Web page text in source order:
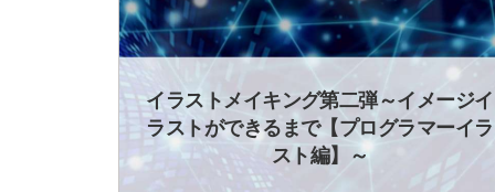
イラストメイキング第二弾～イメージイ
ラストができるまで【プログラマーイラ
スト編】～